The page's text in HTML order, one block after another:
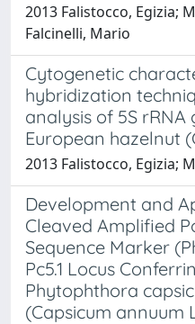
2013 Falistocco, Egizia;
Falcinelli, Mario
Cytogenetic
hybridization
analysis of 5S rRNA
European hazelnut
2013 Falistocco, Egizia;
Development and
Cleaved Amplified
Sequence Marker
Pc5.1 Locus
Phytophthora
(Capsicum annuum